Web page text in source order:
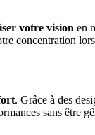
votre vision en
concentration
. Grâce à des
sans être